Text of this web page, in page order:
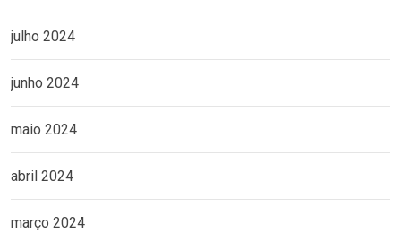
julho 2024
junho 2024
maio 2024
abril 2024
março 2024